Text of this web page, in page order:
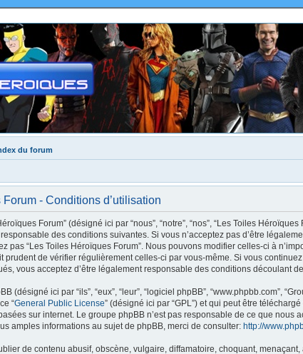
du forum
- Conditions d’utilisation
Forum” (désigné ici par “nous”, “notre”, “nos”, “Les Toiles
des conditions suivantes. Si vous n’acceptez pas d’être
pas “Les Toiles Héroïques Forum”. Nous pouvons modifier celles-ci à
prudent de vérifier régulièrement celles-ci par vous-même. Si vous
vous acceptez d’être légalement responsable des conditions découlant
(désigné ici par “ils”, “eux”, “leur”, “logiciel phpBB”, “www.phpbb.com”,
“General Public License” (désigné ici par “GPL”) et qui peut être
sur internet. Le groupe phpBB n’est pas responsable de ce que nous
amples informations au sujet de phpBB, merci de consulter: http://
de contenu abusif, obscène, vulgaire, diffamatoire, choquant,